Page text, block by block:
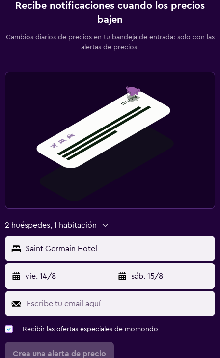
Recibe notificaciones cuando los precios
bajen
Cambios diarios de precios en tu bandeja de entrada: solo con las
alertas de precios.
2 huéspedes, 1 habitación
Saint Germain Hotel
vie. 14/8 sáb. 15/8
Recibir las ofertas especiales de momondo
Crea una alerta de precio